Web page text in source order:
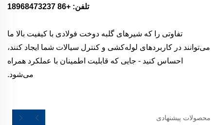
تلفن: +86 18968473237
تفاوتی را که شیرهای گلبه دوخت فولادی با کیفیت بالا ما
می‌توانند در کاربردهای لوله‌کشی و کنترل سیالات شما ایجاد کنند،
احساس کنید - جایی که قابلیت اطمینان با عملکرد همراه
می‌شود.
محصولات پیشنهادی